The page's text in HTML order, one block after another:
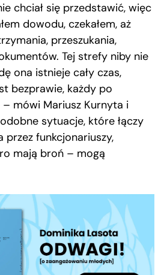
chciał się przedstawić, więc
dowodu, czekałem, aż
przeszukania,
Tej strefy niby nie
ona istnieje cały czas,
bezprawie, każdy po
mówi Mariusz Kurnyta i
sytuacje, które łączy
przez funkcjonariuszy,
mają broń – mogą